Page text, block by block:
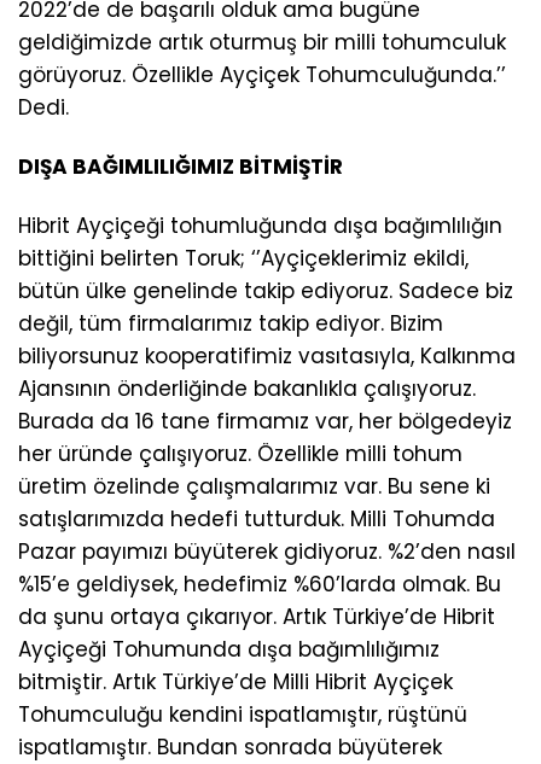
2022’de de başarılı olduk ama bugüne
geldiğimizde artık oturmuş bir milli tohumculuk
görüyoruz. Özellikle Ayçiçek Tohumculuğunda.’’
Dedi.
DIŞA BAĞIMLILIĞIMIZ BİTMİŞTİR
Hibrit Ayçiçeği tohumluğunda dışa bağımlılığın
bittiğini belirten Toruk; ‘’Ayçiçeklerimiz ekildi,
bütün ülke genelinde takip ediyoruz. Sadece biz
değil, tüm firmalarımız takip ediyor. Bizim
biliyorsunuz kooperatifimiz vasıtasıyla, Kalkınma
Ajansının önderliğinde bakanlıkla çalışıyoruz.
Burada da 16 tane firmamız var, her bölgedeyiz
her üründe çalışıyoruz. Özellikle milli tohum
üretim özelinde çalışmalarımız var. Bu sene ki
satışlarımızda hedefi tutturduk. Milli Tohumda
Pazar payımızı büyüterek gidiyoruz. %2’den nasıl
%15’e geldiysek, hedefimiz %60’larda olmak. Bu
da şunu ortaya çıkarıyor. Artık Türkiye’de Hibrit
Ayçiçeği Tohumunda dışa bağımlılığımız
bitmiştir. Artık Türkiye’de Milli Hibrit Ayçiçek
Tohumculuğu kendini ispatlamıştır, rüştünü
ispatlamıştır. Bundan sonrada büyüterek